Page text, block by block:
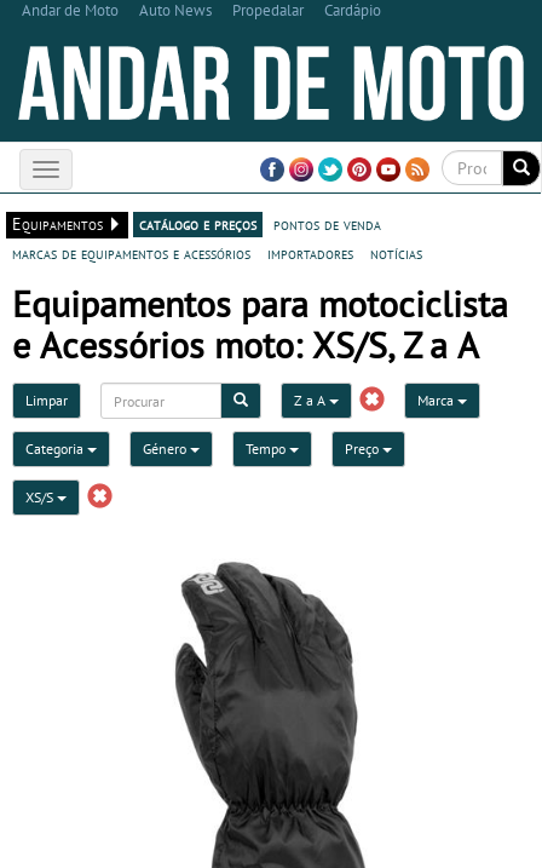
Andar de Moto Auto News Propedalar Cardápio
Toggle
navigation
Equipamentos
catálogo e preços
pontos de venda
marcas de equipamentos e acessórios
importadores notícias
Equipamentos para motociclista
e Acessórios moto: XS/S, Z a A
Limpar Z a A Marca
Categoria Género Tempo Preço
XS/S